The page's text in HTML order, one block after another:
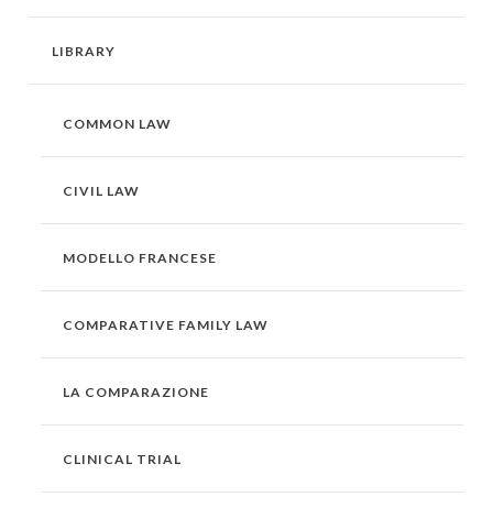
LIBRARY
COMMON LAW
CIVIL LAW
MODELLO FRANCESE
COMPARATIVE FAMILY LAW
LA COMPARAZIONE
CLINICAL TRIAL